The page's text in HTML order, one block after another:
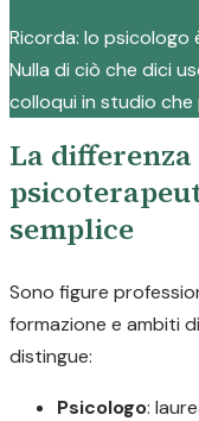
Ricorda: lo psicologo
Nulla di ciò che dici
colloqui in studio che
La
semplice
Sono figure
formazione e ambiti
distingue:
Psicologo: